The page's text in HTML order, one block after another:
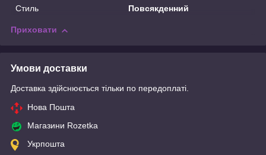
Стиль
Повсякденний
Приховати
Умови доставки
Доставка здійснюється тільки по передоплаті.
Нова Пошта
Магазини Rozetka
Укрпошта